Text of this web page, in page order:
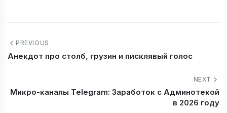
PREVIOUS
Анекдот про столб, грузин и писклявый голос
NEXT
Микро-каналы Telegram: Заработок с Админотекой
в 2026 году